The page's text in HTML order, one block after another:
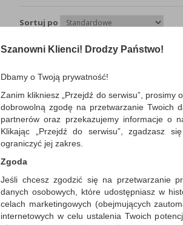
Sortuj po
Szanowni Klienci! Drodzy Państwo!
Dbamy o Twoją prywatność!
Zanim klikniesz „Przejdź do serwisu”, prosimy
dobrowolną zgodę na przetwarzanie Twoich
partnerów oraz przekazujemy informacje o
Klikając „Przejdź do serwisu”, zgadzasz
ograniczyć jej zakres.
Zgoda
Jeśli chcesz zgodzić się na przetwarzanie
danych osobowych, które udostępniasz w
celach marketingowych (obejmujących
internetowych w celu ustalenia Twoich